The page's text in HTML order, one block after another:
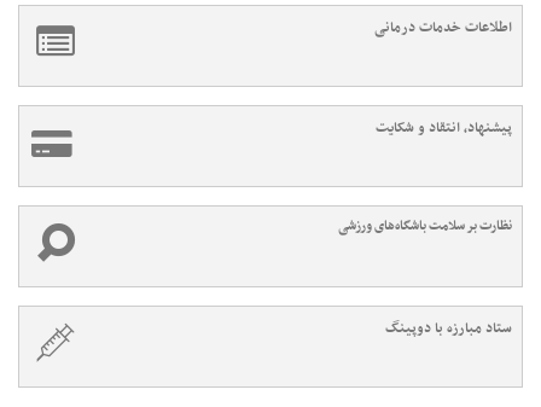
اطلاعات خدمات درمانی
پیشنهاد، انتقاد و شکایت
نظارت بر سلامت باشگاه‌های ورزشی
ستاد مبارزه با دوپینگ